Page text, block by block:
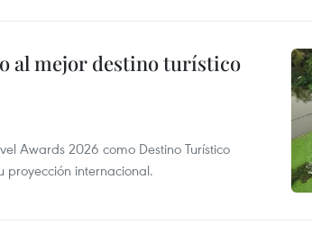
al mejor destino turístico
Awards 2026 como Destino Turístico
proyección internacional.